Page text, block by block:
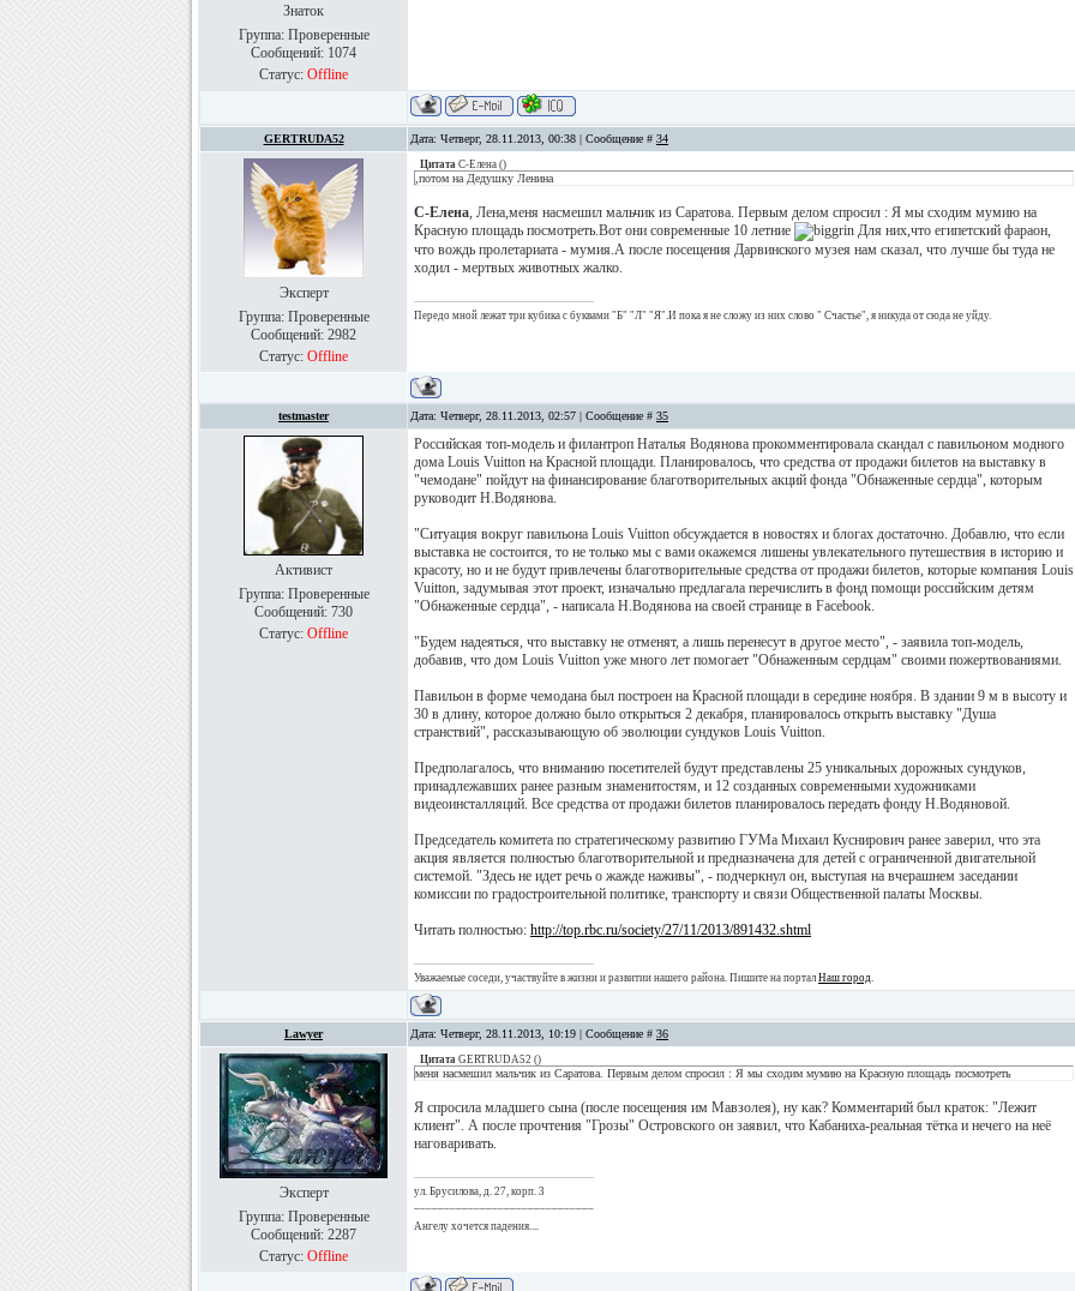
Знаток
Группа: Проверенные
Сообщений: 1074
Статус: Offline
GERTRUDA52 Дата: Четверг, 28.11.2013, 00:38 | Сообщение # 34
Эксперт
Группа: Проверенные
Сообщений: 2982
Статус: Offline
Цитата С-Елена ()
,потом на Дедушку Ленина
С-Елена, Лена,меня насмешил мальчик из Саратова. Первым делом спросил : Я мы сходим мумию на
Красную площадь посмотреть.Вот они современные 10 летние
Для них,что египетский фараон,
что вождь пролетариата - мумия.А после посещения Дарвинского музея нам сказал, что лучше бы туда не
ходил - мертвых животных жалко.
Передо мной лежат три кубика с буквами "Б" "Л" "Я".И пока я не сложу из них слово " Счастье", я никуда от сюда не уйду.
testmaster Дата: Четверг, 28.11.2013, 02:57 | Сообщение # 35
Активист
Группа: Проверенные
Сообщений: 730
Статус: Offline
Российская топ-модель и филантроп Наталья Водянова прокомментировала скандал с павильоном модного
дома Louis Vuitton на Красной площади. Планировалось, что средства от продажи билетов на выставку в
"чемодане" пойдут на финансирование благотворительных акций фонда "Обнаженные сердца", которым
руководит Н.Водянова.
"Ситуация вокруг павильона Louis Vuitton обсуждается в новостях и блогах достаточно. Добавлю, что если
выставка не состоится, то не только мы с вами окажемся лишены увлекательного путешествия в историю и
красоту, но и не будут привлечены благотворительные средства от продажи билетов, которые компания Louis
Vuitton, задумывая этот проект, изначально предлагала перечислить в фонд помощи российским детям
"Обнаженные сердца", - написала Н.Водянова на своей странице в Facebook.
"Будем надеяться, что выставку не отменят, а лишь перенесут в другое место", - заявила топ-модель,
добавив, что дом Louis Vuitton уже много лет помогает "Обнаженным сердцам" своими пожертвованиями.
Павильон в форме чемодана был построен на Красной площади в середине ноября. В здании 9 м в высоту и
30 в длину, которое должно было открыться 2 декабря, планировалось открыть выставку "Душа
странствий", рассказывающую об эволюции сундуков Louis Vuitton.
Предполагалось, что вниманию посетителей будут представлены 25 уникальных дорожных сундуков,
принадлежавших ранее разным знаменитостям, и 12 созданных современными художниками
видеоинсталляций. Все средства от продажи билетов планировалось передать фонду Н.Водяновой.
Председатель комитета по стратегическому развитию ГУМа Михаил Куснирович ранее заверил, что эта
акция является полностью благотворительной и предназначена для детей с ограниченной двигательной
системой. "Здесь не идет речь о жажде наживы", - подчеркнул он, выступая на вчерашнем заседании
комиссии по градостроительной политике, транспорту и связи Общественной палаты Москвы.
Читать полностью: http://top.rbc.ru/society/27/11/2013/891432.shtml
Уважаемые соседи, участвуйте в жизни и развитии нашего района. Пишите на портал Наш город.
Lawyer Дата: Четверг, 28.11.2013, 10:19 | Сообщение # 36
Эксперт
Группа: Проверенные
Сообщений: 2287
Статус: Offline
Цитата GERTRUDA52 ()
меня насмешил мальчик из Саратова. Первым делом спросил : Я мы сходим мумию на Красную площадь посмотреть
Я спросила младшего сына (после посещения им Мавзолея), ну как? Комментарий был краток: "Лежит
клиент". А после прочтения "Грозы" Островского он заявил, что Кабаниха-реальная тётка и нечего на неё
наговаривать.
ул. Брусилова, д. 27, корп. 3
Ангелу хочется падения....